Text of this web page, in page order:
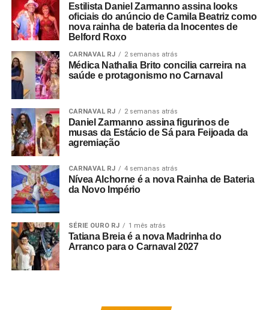
Alcione – Foto: JMArruda
Estilista Daniel Zarmanno assina looks
oficiais do anúncio de Camila Beatriz como
nova rainha de bateria da Inocentes de
Belford Roxo
CARNAVAL RJ 2 semanas atrás
Médica Nathalia Brito concilia carreira na
saúde e protagonismo no Carnaval
CARNAVAL RJ 2 semanas atrás
Daniel Zarmanno assina figurinos de
musas da Estácio de Sá para Feijoada da
agremiação
CARNAVAL RJ 4 semanas atrás
Nívea Alchorne é a nova Rainha de Bateria
da Novo Império
SÉRIE OURO RJ 1 mês atrás
Tatiana Breia é a nova Madrinha do
Arranco para o Carnaval 2027